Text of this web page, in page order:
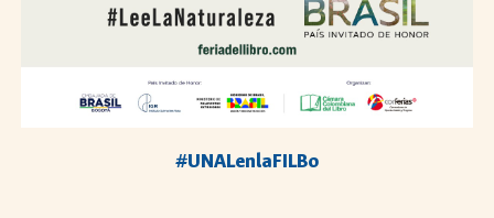
#UNALenlaFILBo